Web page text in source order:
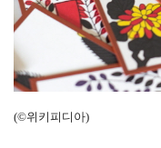
(©위키피디아)